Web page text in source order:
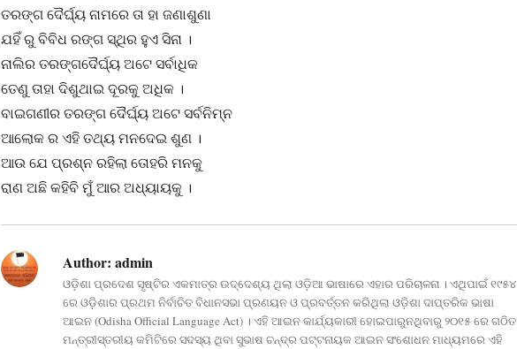
ତରଙ୍ଗ ଦୈର୍ଘ୍ୟ ନାମରେ ତା ହା ଜଣାଶୁଣା
ଯହିଁ ରୁ ବିବିଧ ରଙ୍ଗ ସ୍ଥିର ହୁଏ ସିନା ।
ନାଲିର ତରଙ୍ଗଦୈର୍ଘ୍ୟ ଅଟେ ସର୍ବାଧିକ
ତେଣୁ ତାହା ଦିଶୁଥାଇ ଦୂରକୁ ଅଧିକ ।
ବାଇଗଣୀର ତରଙ୍ଗ ଦୈର୍ଘ୍ୟ ଅଟେ ସର୍ବନିମ୍ନ
ଆଲୋକ ର ଏହି ତଥ୍ୟ ମନଦେଇ ଶୁଣ ।
ଆଉ ଯେ ପ୍ରଶ୍ନ ରହିଲା ତୋହରି ମନକୁ
ରାଣ ଅଛି କହିବି ମୁଁ ଆର ଅଧ୍ୟାୟକୁ ।
Author: admin
ଓଡ଼ିଶା ପ୍ରଦେଶ ସୃଷ୍ଟିର ଏକମାତ୍ର ଉଦ୍ଦେଶ୍ୟ ଥିଲା ଓଡ଼ିଆ ଭାଷାରେ ଏହାର ପରିଚାଳନା । ଏଥିପାଇଁ ୧୯୫୪
ରେ ଓଡ଼ିଶାର ପ୍ରଥମ ନିର୍ବାଚିତ ବିଧାନସଭା ପ୍ରଣୟନ ଓ ପ୍ରବର୍ତ୍ତନ କରିଥିଲା ଓଡ଼ିଶା ଦାପ୍ତରିକ ଭାଷା
ଆଇନ (Odisha Official Language Act) । ଏହି ଆଇନ କାର୍ଯ୍ୟକାରୀ ହୋଇପାରୁନଥିବାରୁ ୨୦୧୫ ରେ ଗଠିତ
ମନ୍ତ୍ରୀସ୍ତରୀୟ କମିଟିରେ ସଦସ୍ୟ ଥିବା ସୁଭାଷ ଚନ୍ଦ୍ର ପଟ୍ଟନାୟକ ଆଇନ ସଂଶୋଧନ ମାଧ୍ୟମରେ ଏହି